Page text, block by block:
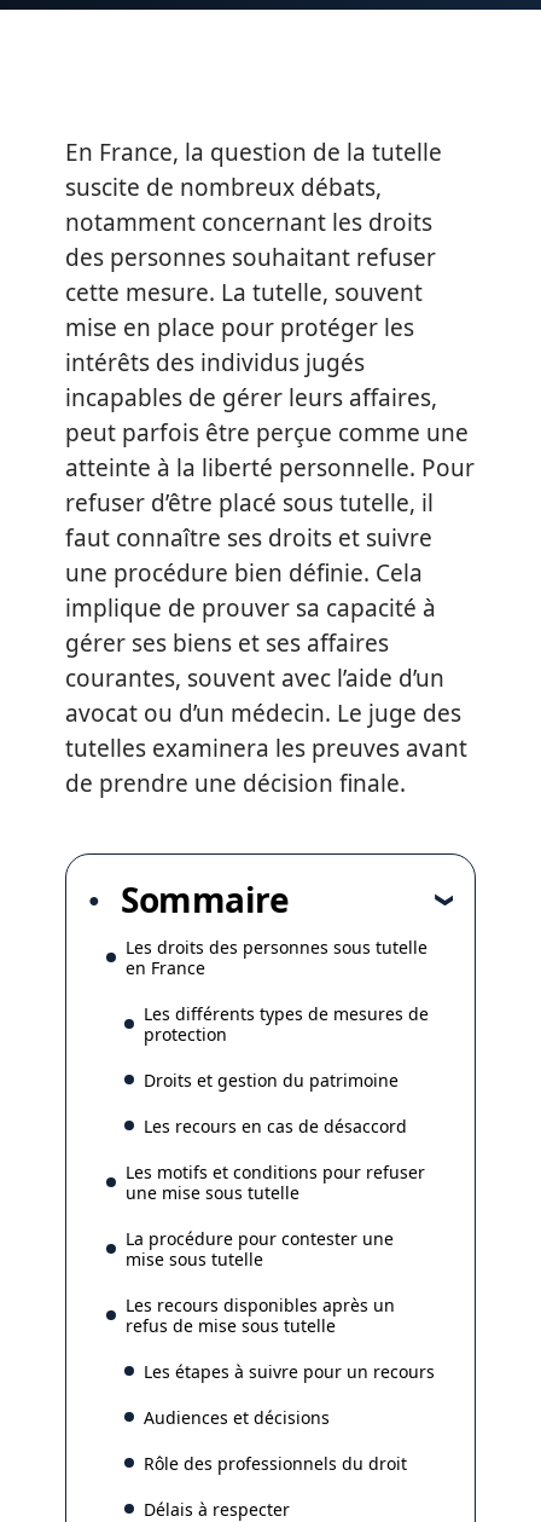
En France, la question de la tutelle
suscite de nombreux débats,
notamment concernant les droits
des personnes souhaitant refuser
cette mesure. La tutelle, souvent
mise en place pour protéger les
intérêts des individus jugés
incapables de gérer leurs affaires,
peut parfois être perçue comme une
atteinte à la liberté personnelle. Pour
refuser d’être placé sous tutelle, il
faut connaître ses droits et suivre
une procédure bien définie. Cela
implique de prouver sa capacité à
gérer ses biens et ses affaires
courantes, souvent avec l’aide d’un
avocat ou d’un médecin. Le juge des
tutelles examinera les preuves avant
de prendre une décision finale.
Sommaire
Les droits des personnes sous tutelle
en France
Les différents types de mesures de
protection
Droits et gestion du patrimoine
Les recours en cas de désaccord
Les motifs et conditions pour refuser
une mise sous tutelle
La procédure pour contester une
mise sous tutelle
Les recours disponibles après un
refus de mise sous tutelle
Les étapes à suivre pour un recours
Audiences et décisions
Rôle des professionnels du droit
Délais à respecter